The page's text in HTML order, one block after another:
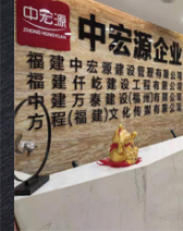
中宏源建设管理有
16000万元，办公
盖：工程项目管理
审核项目建议书、